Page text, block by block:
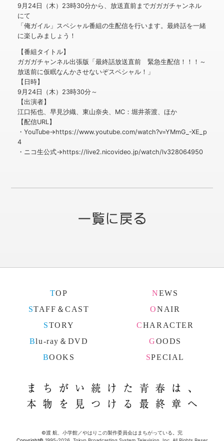
9月24日（木）23時30分から、放送直前までガガガチャンネル
にて
「俺ガイル」スペシャル番組の生配信を行います。最終話を一緒
に楽しみましょう！
【番組タイトル】
ガガガチャンネル出張版「最終話放送直前 緊急生配信！！！～
放送前に仮眠なんかさせないぞスペシャル！」
【日時】
9月24日（木）23時30分～
【出演者】
江口拓也、早見沙織、東山奈央、MC：堀井茶渡、ほか
【配信URL】
・YouTube→https://www.youtube.com/watch?v=YMmG_-XE_p
4
・ニコ生公式→https://live2.nicovideo.jp/watch/lv328064950
TOP
NEWS
STAFF＆CAST
ONAIR
STORY
CHARACTER
Blu-ray＆DVD
GOODS
BOOKS
SPECIAL
©渡 航、小学館／やはりこの製作委員会はまちがっている。完